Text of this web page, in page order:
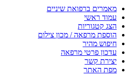
מאמרים ברפואת שיניים
עמוד ראשי
הצג קטגוריות
הוספת מרפאה / מכון צילום
חיפוש מהיר
עדכון פרטי מרפאה
יצירת קשר
מפת האתר